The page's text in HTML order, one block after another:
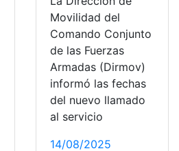
Movilidad del
Comando Conjunto
de las Fuerzas
Armadas (Dirmov)
informó las fechas
del nuevo llamado
al servicio
14/08/2025